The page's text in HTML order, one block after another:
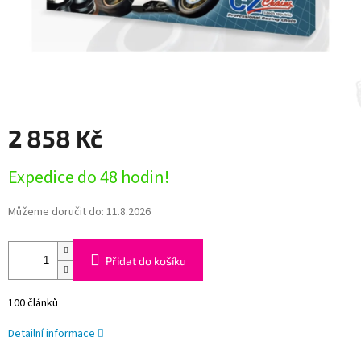
2 858 Kč
cena:
Expedice do 48 hodin!
Můžeme doručit do: 11.8.2026
Přidat do košíku
100 článků
Detailní informace